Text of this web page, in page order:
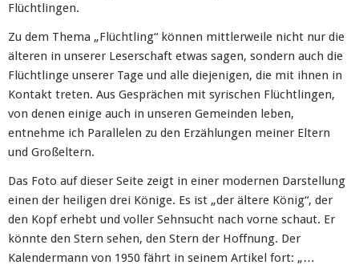
Flüchtlingen.
Zu dem Thema „Flüchtling“ können mittlerweile nicht nur die
älteren in unserer Leserschaft etwas sagen, sondern auch die
Flüchtlinge unserer Tage und alle diejenigen, die mit ihnen in
Kontakt treten. Aus Gesprächen mit syrischen Flüchtlingen,
von denen einige auch in unseren Gemeinden leben,
entnehme ich Parallelen zu den Erzählungen meiner Eltern
und Großeltern.
Das Foto auf dieser Seite zeigt in einer modernen Darstellung
einen der heiligen drei Könige. Es ist „der ältere König“, der
den Kopf erhebt und voller Sehnsucht nach vorne schaut. Er
könnte den Stern sehen, den Stern der Hoffnung. Der
Kalendermann von 1950 fährt in seinem Artikel fort: „…